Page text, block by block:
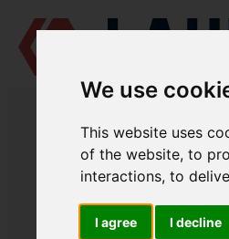
We use
This website uses
of the website,to
interactions,to
I agree I decline
LAUDAT SUPPLY
AGCO POWER (VALMET /
612 DSBG
ГРУПА: ВПУСКНИЙ І